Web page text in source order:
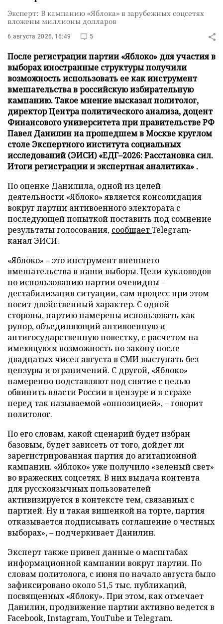
Эксперт: В кампанию «Яблока» в зарубежных соцсетях
вложены миллионы долларов
6 августа 2026, 16:49 5
После регистрации партии «Яблоко» для участия в
выборах иностранные структуры получили
возможность использовать ее как инструмент
вмешательства в российскую избирательную
кампанию. Такое мнение высказал политолог,
директор Центра политического анализа, доцент
Финансового университета при правительстве РФ
Павел Данилин на прошедшем в Москве круглом
столе Экспертного института социальных
исследований (ЭИСИ) «ЕДГ–2026: Расстановка сил.
Итоги регистрации и экспертная аналитика» .
По оценке Данилила, одной из целей
деятельности «Яблоко» является консолидация
вокруг партии антивоенного электората с
последующей попыткой поставить под сомнение
результаты голосования, сообщаетTelegram-
канал ЭИСИ.
«Яблоко» – это инструмент внешнего
вмешательства в наши выборы. Цели кукловодов
по использованию партии очевидны –
дестабилизация ситуации, сам процесс при этом
носит двойственный характер. С одной
стороны, партию намерены использовать как
рупор, объединяющий антивоенную и
антигосударственную повестку, с расчетом на
имеющуюся возможность по закону после
двадцатых чисел августа в СМИ выступать без
цензуры и ограничений. С другой, «Яблоко»
намеренно подставляют под снятие с целью
обвинить власти России в цензуре и в страхе
перед так называемой «оппозицией», – говорит
политолог.
По его словам, какой сценарий будет избран
базовым, будет зависеть от того, дойдет ли
зарегистрированная партия до агитационной
кампании. «Яблоко» уже получило «зеленый свет»
во вражеских соцсетях. В них выдача контента
для русскоязычных пользователей
активизируется в контексте тем, связанных с
партией. Ну и такая вишенкой на торте, партия
отказывается подписывать соглашение о честных
выборах», – подчеркивает Данилин.
Эксперт также привел данные о масштабах
информационной кампании вокруг партии. По
словам политолога, с июня по начало августа было
зафиксировано около 51,5 тыс. публикаций,
посвященных «Яблоку». При этом, как отмечает
Данилин, продвижение партии активно ведется в
Facebook, Instagram, YouTube и Telegram.